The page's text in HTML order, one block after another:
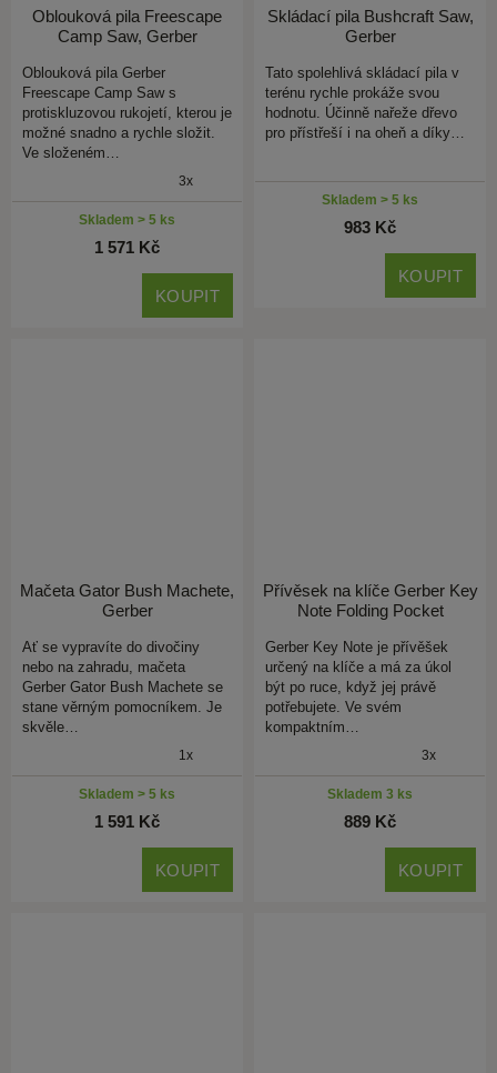
Oblouková pila Freescape
Camp Saw, Gerber
Oblouková pila Gerber
Freescape Camp Saw s
protiskluzovou rukojetí, kterou je
možné snadno a rychle složit.
Ve složeném…
3x
Skladem > 5 ks
1 571 Kč
KOUPIT
Skládací pila Bushcraft Saw,
Gerber
Tato spolehlivá skládací pila v
terénu rychle prokáže svou
hodnotu. Účinně nařeže dřevo
pro přístřeší i na oheň a díky…
Skladem > 5 ks
983 Kč
KOUPIT
Mačeta Gator Bush Machete,
Gerber
Ať se vypravíte do divočiny
nebo na zahradu, mačeta
Gerber Gator Bush Machete se
stane věrným pomocníkem. Je
skvěle…
1x
Skladem > 5 ks
1 591 Kč
KOUPIT
Přívěsek na klíče Gerber Key
Note Folding Pocket
Gerber Key Note je přívěšek
určený na klíče a má za úkol
být po ruce, když jej právě
potřebujete. Ve svém
kompaktním…
3x
Skladem 3 ks
889 Kč
KOUPIT